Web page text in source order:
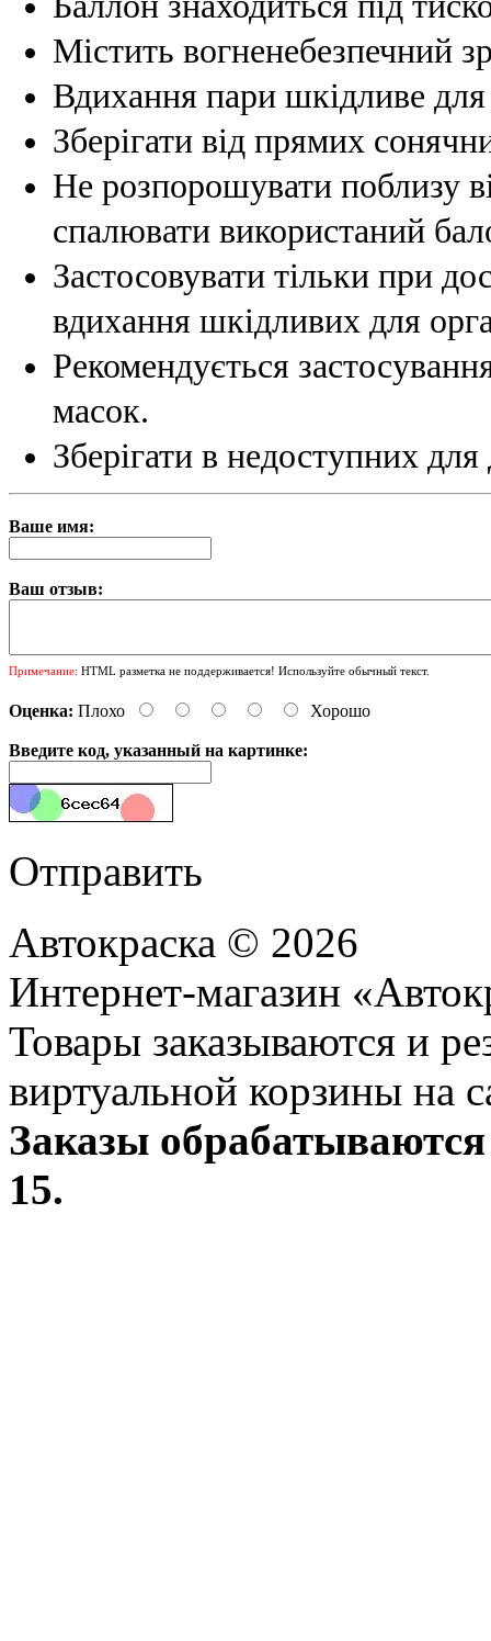
Містить вогненебезпечний
Вдихання пари шкідливе для
Зберігати від прямих
Не розпорошувати поблизу
спалювати використаний
Застосовувати тільки при
вдихання шкідливих для
Рекомендується
масок.
Зберігати в недоступних для
Ваше имя:
Ваш отзыв:
Примечание: HTML разметка не поддерживается! Используйте обычный текст.
Оценка: Плохо Хорошо
Введите код, указанный на картинке:
Отправить
Автокраска © 2026
Интернет-магазин
Товары заказываются и
виртуальной корзины на
Заказы
15.